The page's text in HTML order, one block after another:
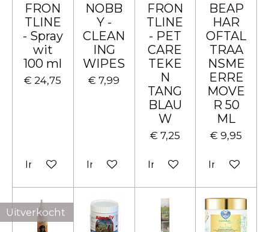
FRON
TLINE
- Spray
wit
100 ml
€ 24,75
In winkelwagen
NOBB
Y -
CLEAN
ING
WIPES
€ 7,99
In winkelwagen
FRON
TLINE
- PET
CARE
TEKE
N
TANG
BLAU
W
€ 7,25
In winkelwagen
BEAP
HAR
OFTAL
TRAA
NSME
ERRE
MOVE
R 50
ML
€ 9,95
In
Uitverkocht